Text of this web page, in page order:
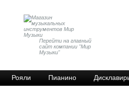
Перейти на главный
сайт компании "Мир
Музыки"
Рояли Пианино